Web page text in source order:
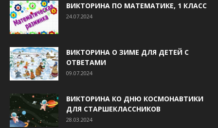
ВИКТОРИНА ПО МАТЕМАТИКЕ, 1 КЛАСС
24.07.2024
ВИКТОРИНА О ЗИМЕ ДЛЯ ДЕТЕЙ С
ОТВЕТАМИ
09.07.2024
ВИКТОРИНА КО ДНЮ КОСМОНАВТИКИ
ДЛЯ СТАРШЕКЛАССНИКОВ
28.03.2024